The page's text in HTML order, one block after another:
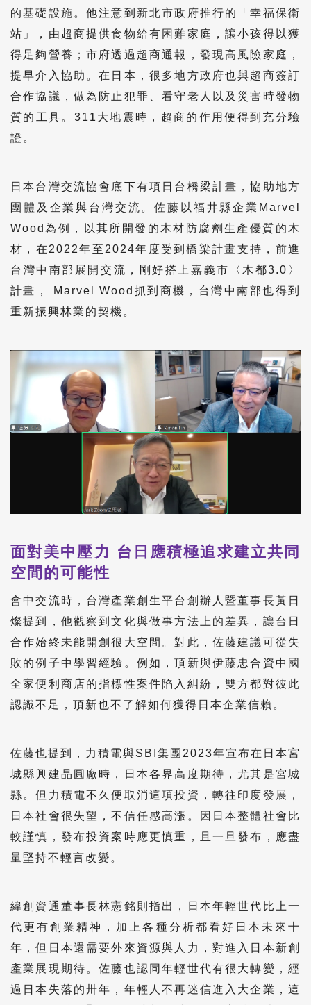
的基礎設施。他注意到新北市政府推行的「幸福保衛
站」，由超商提供食物給有困難家庭，讓小孩得以獲
得足夠營養；市府透過超商通報，發現高風險家庭，
提早介入協助。在日本，很多地方政府也與超商簽訂
合作協議，做為防止犯罪、看守老人以及災害時發物
質的工具。311大地震時，超商的作用便得到充分驗
證。
日本台灣交流協會底下有項日台橋梁計畫，協助地方
團體及企業與台灣交流。佐藤以福井縣企業Marvel
Wood為例，以其所開發的木材防腐劑生產優質的木
材，在2022年至2024年度受到橋梁計畫支持，前進
台灣中南部展開交流，剛好搭上嘉義市〈木都3.0〉
計畫， Marvel Wood抓到商機，台灣中南部也得到
重新振興林業的契機。
面對美中壓力 台日應積極追求建立共同
空間的可能性
會中交流時，台灣產業創生平台創辦人暨董事長黃日
燦提到，他觀察到文化與做事方法上的差異，讓台日
合作始終未能開創很大空間。對此，佐藤建議可從失
敗的例子中學習經驗。例如，頂新與伊藤忠合資中國
全家便利商店的指標性案件陷入糾紛，雙方都對彼此
認識不足，頂新也不了解如何獲得日本企業信賴。
佐藤也提到，力積電與SBI集團2023年宣布在日本宮
城縣興建晶圓廠時，日本各界高度期待，尤其是宮城
縣。但力積電不久便取消這項投資，轉往印度發展，
日本社會很失望，不信任感高漲。因日本整體社會比
較謹慎，發布投資案時應更慎重，且一旦發布，應盡
量堅持不輕言改變。
緯創資通董事長林憲銘則指出，日本年輕世代比上一
代更有創業精神，加上各種分析都看好日本未來十
年，但日本還需要外來資源與人力，對進入日本新創
產業展現期待。佐藤也認同年輕世代有很大轉變，經
過日本失落的卅年，年輕人不再迷信進入大企業，這